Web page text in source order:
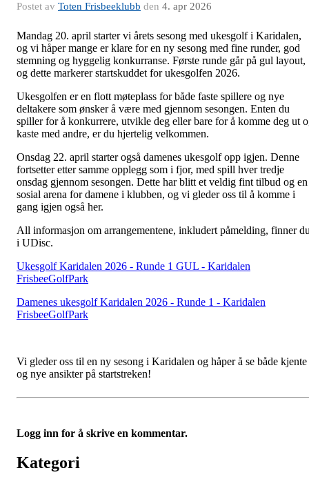
Postet av Toten Frisbeeklubb den 4. apr 2026
Mandag 20. april starter vi årets sesong med ukesgolf i Karidalen,
og vi håper mange er klare for en ny sesong med fine runder, god
stemning og hyggelig konkurranse. Første runde går på gul layout,
og dette markerer startskuddet for ukesgolfen 2026.
Ukesgolfen er en flott møteplass for både faste spillere og nye
deltakere som ønsker å være med gjennom sesongen. Enten du
spiller for å konkurrere, utvikle deg eller bare for å komme deg ut
kaste med andre, er du hjertelig velkommen.
Onsdag 22. april starter også damenes ukesgolf opp igjen. Denne
fortsetter etter samme opplegg som i fjor, med spill hver tredje
onsdag gjennom sesongen. Dette har blitt et veldig fint tilbud og en
sosial arena for damene i klubben, og vi gleder oss til å komme i
gang igjen også her.
All informasjon om arrangementene, inkludert påmelding, finner
i UDisc.
Ukesgolf Karidalen 2026 - Runde 1 GUL - Karidalen
FrisbeeGolfPark
Damenes ukesgolf Karidalen 2026 - Runde 1 - Karidalen
FrisbeeGolfPark
Vi gleder oss til en ny sesong i Karidalen og håper å se både kjente
og nye ansikter på startstreken!
Logg inn for å skrive en kommentar.
Kategori